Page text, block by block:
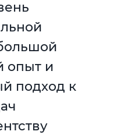
опыт и
подход к